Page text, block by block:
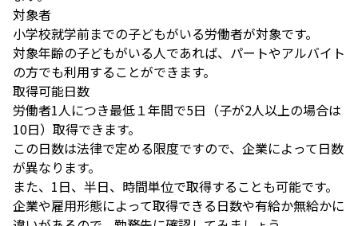
対象者
小学校就学前までの子どもがいる労働者が対象です。
対象年齢の子どもがいる人であれば、パートやアルバイト
の方でも利用することができます。
取得可能日数
労働者1人につき最低１年間で5日（子が2人以上の場合は
10日）取得できます。
この日数は法律で定める限度ですので、企業によって日数
が異なります。
また、1日、半日、時間単位で取得することも可能です。
企業や雇用形態によって取得できる日数や有給か無給かに